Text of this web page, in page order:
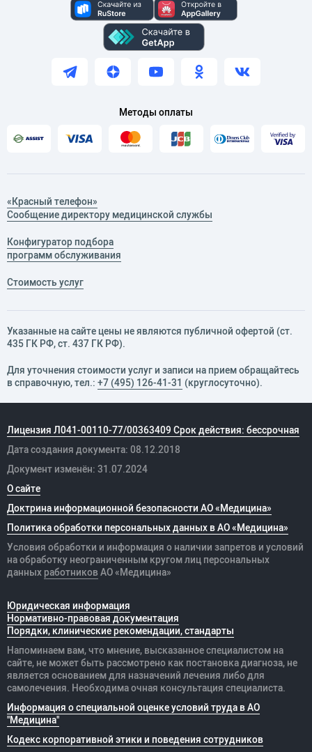
Методы оплаты
«Красный телефон»
Сообщение директору медицинской службы
Конфигуратор подбора
программ обслуживания
Стоимость услуг
Указанные на сайте цены не являются публичной офертой (ст.
435 ГК РФ, cт. 437 ГК РФ).
Для уточнения стоимости услуг и записи на прием обращайтесь
в справочную, тел.: +7 (495) 126-41-31 (круглосуточно).
Лицензия Л041-00110-77/00363409 Срок действия: бессрочная
Дата создания документа: 08.12.2018
Документ изменён: 31.07.2024
О сайте
Доктрина информационной безопасности АО «Медицина»
Политика обработки персональных данных в АО «Медицина»
Условия обработки и информация о наличии запретов и условий
на обработку неограниченным кругом лиц персональных
данных работников АО «Медицина»
Юридическая информация
Нормативно-правовая документация
Порядки, клинические рекомендации, стандарты
Напоминаем вам, что мнение, высказанное специалистом на
сайте, не может быть рассмотрено как постановка диагноза, не
является основанием для назначений лечения либо для
самолечения. Необходима очная консультация специалиста.
Информация о специальной оценке условий труда в АО
"Медицина"
Кодекс корпоративной этики и поведения сотрудников